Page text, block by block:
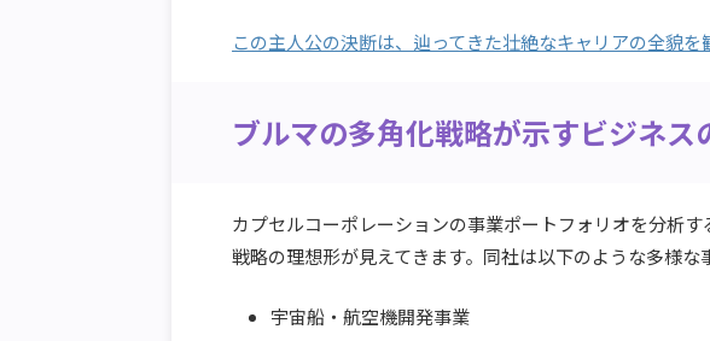
この主人公の決断は、辿ってきた壮絶なキャリアの全貌を
ブルマの多角化戦略が示すビジネス
カプセルコーポレーションの事業ポートフォリオを分析
戦略の理想形が見えてきます。同社は以下のような多様な
宇宙船・航空機開発事業